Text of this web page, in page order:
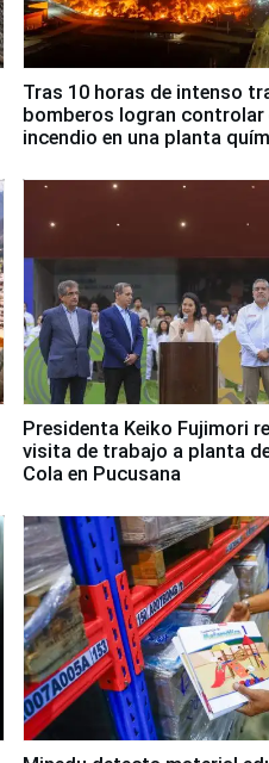
Tras 10 horas de intenso
bomberos logran controlar
incendio en una planta
Presidenta Keiko Fujimori
visita de trabajo a planta
Cola en Pucusana